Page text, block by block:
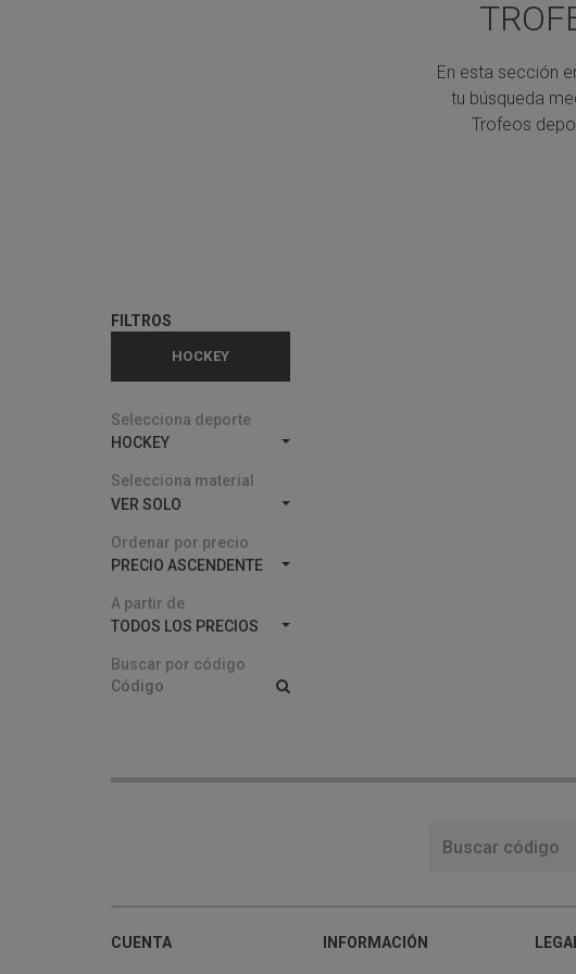
En esta sección
tu búsqueda
Trofeos
FILTROS
HOCKEY
Selecciona deporte
HOCKEY
Selecciona material
VER SOLO
Ordenar por precio
PRECIO ASCENDENTE
A partir de
TODOS LOS PRECIOS
Buscar por código
CUENTA INFORMACIÓN